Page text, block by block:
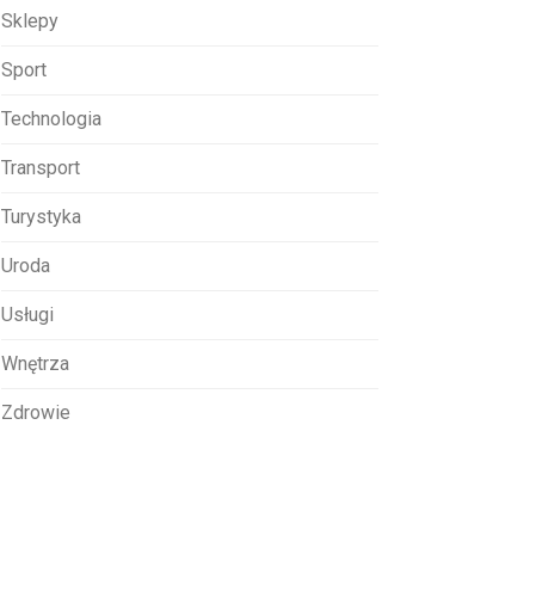
Sklepy
Sport
Technologia
Transport
Turystyka
Uroda
Usługi
Wnętrza
Zdrowie